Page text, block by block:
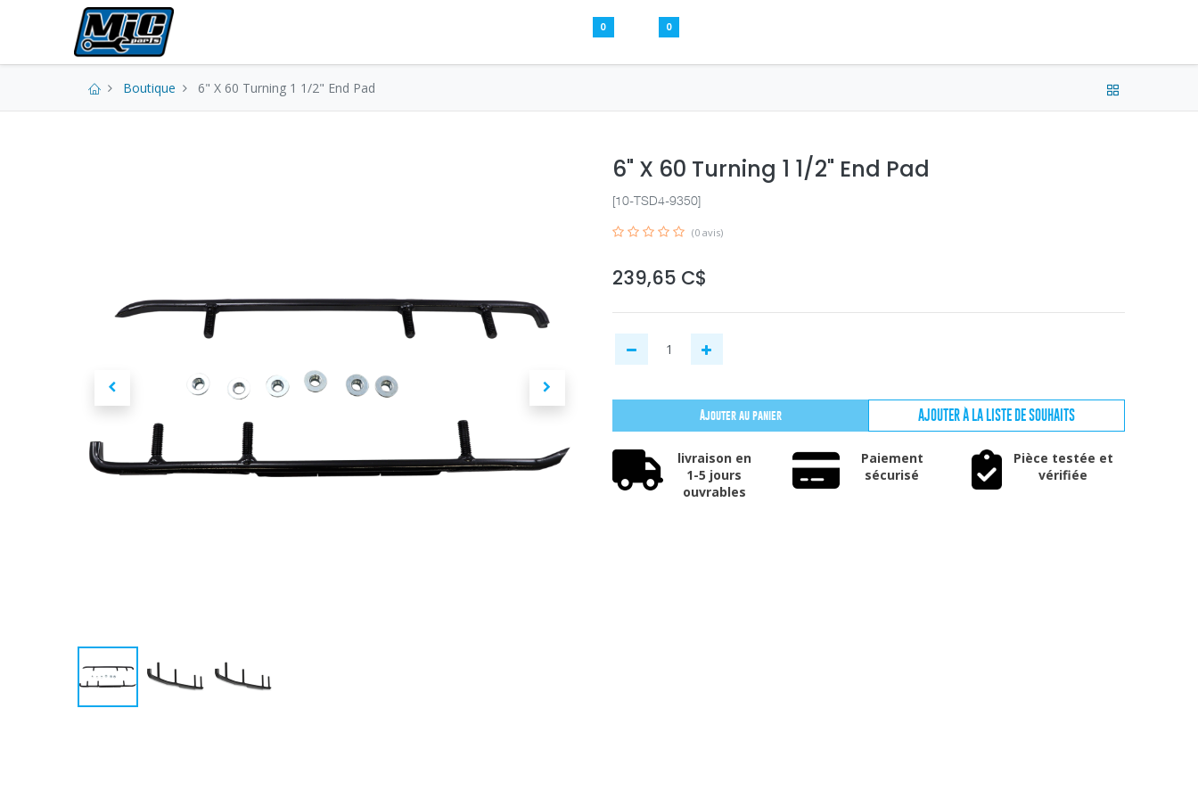
0 0
Boutique 6" X 60 Turning 1 1/2" End Pad
6" X 60 Turning 1 1/2" End Pad
[10-TSD4-9350]
(0 avis)
239,65 C$
Ajouter au panier AJOUTER À LA LISTE DE SOUHAITS
livraison en
1-5 jours
ouvrables
Paiement
sécurisé
Pièce testée et
vérifiée